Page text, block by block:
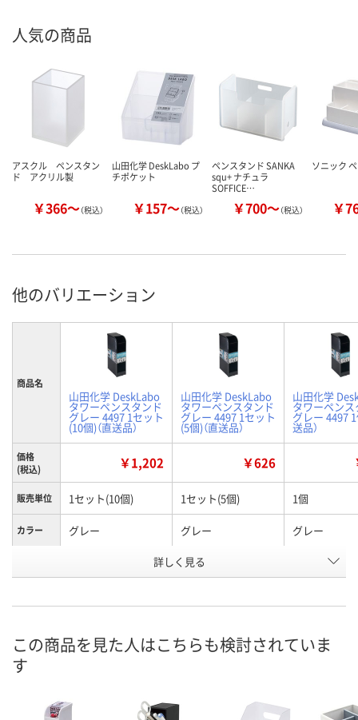
人気の商品
アスクル ペンスタン
ド アクリル製
￥366～（税込）
山田化学 DeskLabo プ
チポケット
￥157～（税込）
ペンスタンド SANKA
squ+ ナチュラ
SOFFICE…
￥700～（税込）
ソニック
￥
他のバリエーション
商品名
山田化学 DeskLabo
タワーペンスタンド
グレー 4497 1セット
(10個)（直送品）
山田化学 DeskLabo
タワーペンスタンド
グレー 4497 1セット
(5個)（直送品）
山田化学
タワーペン
グレー 4497 1
送品）
価格
(税込)
￥1,202 ￥626
販売単位 1セット(10個) 1セット(5個) 1個
カラー グレー グレー グレー
RX77262 RK39215
詳しく見る
この商品を見た人はこちらも検討されていま
す